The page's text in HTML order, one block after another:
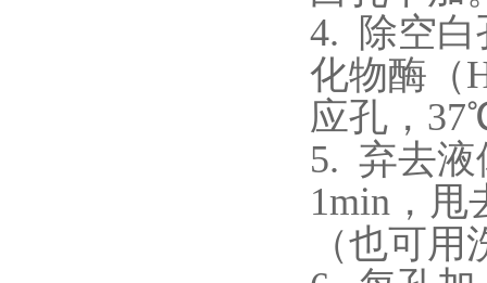
4.
除空
化物酶（
应孔，
5. 弃去液
1min，甩
（也可